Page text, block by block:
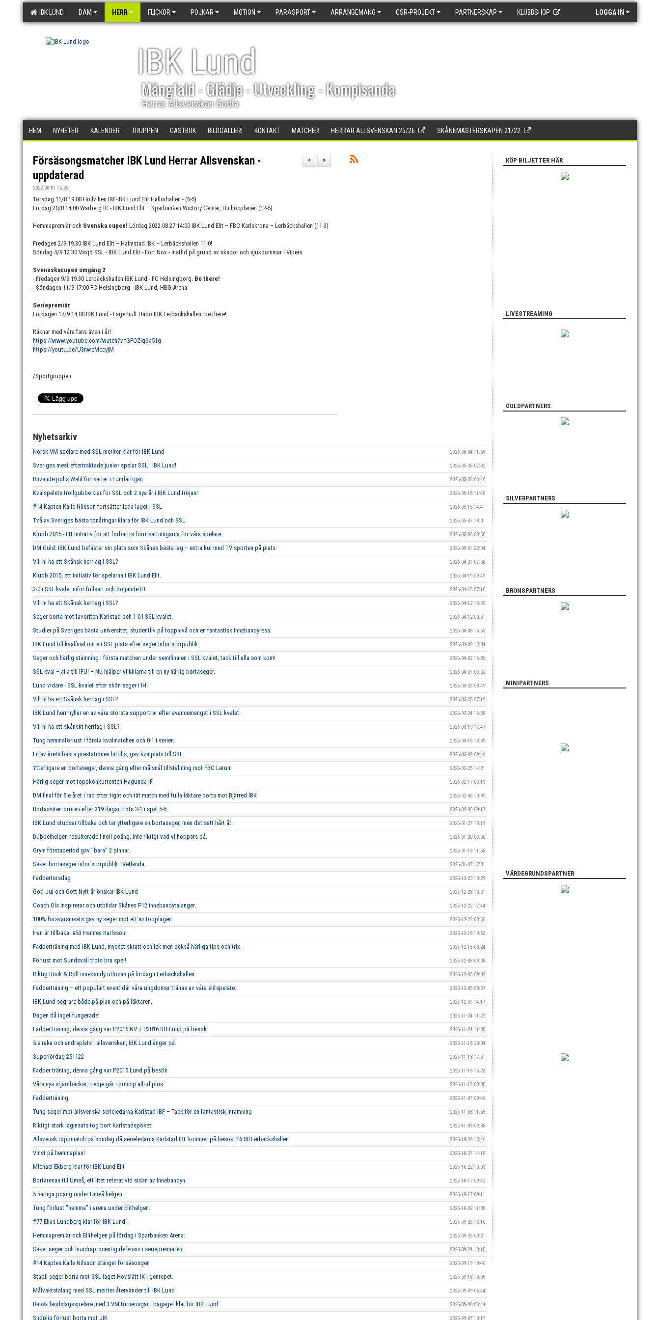
IBK LUND DAM HERR FLICKOR POJKAR MOTION PARASPORT ARRANGEMANG CSR-PROJEKT PARTNERSKAP KLUBBSHOP LOGGA IN
IBK Lund
Mångfald - Glädje - Utveckling - Kompisanda
Herrar Allsvenskan Södra
HEM NYHETER KALENDER TRUPPEN GÄSTBOK BILDGALLERI KONTAKT MATCHER HERRAR ALLSVENSKAN 25/26 SKÅNEMÄSTERSKAPEN 21/22
>
<
Försäsongsmatcher IBK Lund Herrar Allsvenskan -
uppdaterad
2022-08-01 15:03
Torsdag 11/8 19.00 Höllviken IBF-IBK Lund Elit Hallörhallen - (6-5)
Lördag 20/8 14.00 Warberg IC - IBK Lund Elit – Sparbanken Wictory Center, Unihocplanen (12-5)
Hemmapremiär och Svenska cupen! Lördag 2022-08-27 14:00 IBK Lund Elit – FBC Karlskrona – Lerbäckshallen (11-3)
Fredagen 2/9 19.30 IBK Lund Elit – Halmstad IBK – Lerbäckshallen 11-0!
Söndag 4/9 12.30 Växjö SSL - IBK Lund Elit - Fort Nox - Instlld på grund av skador och sjukdommar i Vipers
Svensskacupen omgång 2
- Fredagen 9/9 19.30 Lerbäckshallen IBK Lund - FC Helsingborg. Be there!
- Söndagen 11/9 17:00 FC Helsingborg - IBK Lund, HBG Arena
Seriepremiär
Lördagen 17/9 14.00 IBK Lund - Fagerhult Habo IBK Lerbäckshallen, be there!
Räknar med våra fans även i år!
https://www.youtube.com/watch?v=GFQZlqSa51g
https://youtu.be/U3nwcMccyjM
/Sportgruppen
Nyhetsarkiv
Norsk VM-spelare med SSL-meriter klar för IBK Lund 2026-06-04 11:55
Sveriges mest eftertraktade junior spelar SSL i IBK Lund! 2026-05-26 07:32
Blivande polis Wahl fortsätter i Lundatröjan. 2026-05-26 06:40
Kvalspelets trollgubbe klar för SSL och 2 nya år i IBK Lund tröjan! 2026-05-18 11:40
#14 Kapten Kalle Nilsson fortsätter leda laget i SSL 2026-05-15 14:41
Två av Sveriges bästa tonåringar klara för IBK Lund och SSL. 2026-05-07 19:01
Klubb 2015 - Ett initiativ för att förbättra förutsättningarna för våra spelare 2026-05-06 08:50
DM Guld: IBK Lund befäster sin plats som Skånes bästa lag – extra kul med TV sporten på plats. 2026-05-01 22:04
Vill ni ha ett Skånsk herrlag i SSL? 2026-04-21 07:08
Klubb 2015, ett initiativ för spelarna i IBK Lund Elit. 2026-04-19 09:49
2-0 i SSL kvalet inför fullsatt och böljande IH 2026-04-15 07:10
Vill ni ha ett Skånsk herrlag i SSL? 2026-04-12 15:59
Seger borta mot favoriten Karlstad och 1-0 i SSL kvalet. 2026-04-12 00:51
Studier på Sveriges bästa universitet, studentliv på toppnivå och en fantastisk innebandyresa. 2026-04-08 16:53
IBK Lund till kvalfinal om en SSL plats efter seger inför storpublik. 2026-04-08 15:34
Seger och härlig stämning i första matchen under semifinalen i SSL kvalet, tack till alla som kom! 2026-04-02 16:26
SSL kval – alla till IFU! – Nu hjälper vi killarna till en ny härlig bortaseger. 2026-04-01 09:02
Lund vidare i SSL kvalet efter skön seger i IH. 2026-03-25 08:49
Vill ni ha ett Skånsk herrlag i SSL? 2026-03-25 07:19
IBK Lund herr hyllar en av våra största supportrar efter avancemanget i SSL kvalet. 2026-03-24 16:28
Vill ni ha ett skånskt herrlag i SSL? 2026-03-19 17:47
Tung hemmaförlust i första kvalmatchen och 0-1 i serien. 2026-03-15 18:39
En av årets bästa prestationen hittills, gav kvalplats till SSL. 2026-03-09 09:46
Ytterligare en bortaseger, denna gång efter målsnål tillställning mot FBC Lerum 2026-02-25 14:21
Härlig seger mot toppkonkurrenten Hagunda IF. 2026-02-17 09:13
DM final för 5:e året i rad efter tight och tät match med fulla läktare borta mot Bjärred IBK 2026-02-06 10:39
Bortasviten bruten efter 319 dagar trots 3-1 i spel 5-5. 2026-02-05 09:17
IBK Lund studsar tillbaka och tar ytterligare en bortaseger, men det satt hårt åt. 2026-01-27 13:19
Dubbelhelgen resulterade i noll poäng, inte riktigt vad vi hoppats på. 2026-01-20 09:00
Grym förstaperiod gav ’’bara’’ 2 pinnar. 2026-01-13 11:58
Säker bortaseger inför storpublik i Vetlanda. 2026-01-07 17:31
Faddertorsdag 2025-12-23 10:29
God Jul och Gott Nytt år önskar IBK Lund 2025-12-23 10:01
Coach Ola inspirerar och utbildar Skånes P12 innebandytalanger. 2025-12-22 17:44
100% försvarsinsats gav ny seger mot ett av topplagen. 2025-12-22 08:56
Han är tillbaka: #53 Hannes Karlsson. 2025-12-18 13:53
Fadderträning med IBK Lund, mycket skratt och lek men också härliga tips och trix. 2025-12-15 08:24
Förlust mot Sundsvall trots bra spel! 2025-12-08 09:08
Riktig Rock & Roll innebandy utlovas på lördag i Lerbäckshallen 2025-12-05 09:32
Fadderträning – ett populärt event där våra ungdomar tränas av våra elitspelare. 2025-12-05 08:57
IBK Lund segrare både på plan och på läktaren. 2025-12-01 14:17
Dagen då inget fungerade! 2025-11-24 11:22
Fadder träning, denna gång var P2016 NV + P2016 SÖ Lund på besök. 2025-11-24 11:05
5:e raka och andraplats i allsvenskan, IBK Lund ångar på. 2025-11-18 20:04
Superlördag 251122 2025-11-18 17:51
Fadder träning, denna gång var P2015 Lund på besök 2025-11-15 15:23
Våra nya stjärnbackar, tredje går i princip alltid plus. 2025-11-12 08:35
Fadderträning 2025-11-07 09:46
Tung seger mot allsvenska serieledarna Karlstad IBF – Tack för en fantastisk inramning 2025-11-03 11:55
Riktigt stark laginsats tog bort Karlstadspöket! 2025-11-03 09:38
Allsvensk toppmatch på söndag då serieledarna Karlstad IBF kommer på besök, 16:00 Lerbäckshallen. 2025-10-28 15:46
Vinst på hemmaplan! 2025-10-27 14:18
Michael Ekberg klar för IBK Lund Elit 2025-10-22 10:03
Bortaresan till Umeå, ett litet referat vid sidan av Innebandyn. 2025-10-17 09:42
5 härliga poäng under Umeå helgen. 2025-10-17 09:11
Tung förlust ’’hemma’’ i arena under Elithelgen. 2025-10-02 11:35
#77 Elias Lundberg klar för IBK Lund! 2025-09-25 18:10
Hemmapremiär och Elithelgen på lördag i Sparbanken Arena. 2025-09-25 09:21
Säker seger och hundraprocentig defensiv i seriepremiären. 2025-09-24 18:15
#14 Kapten Kalle Nilsson stänger försäsongen 2025-09-19 18:46
Stabil seger borta mot SSL laget Hovslätt IK i genrepet. 2025-09-18 19:05
Målvaktstalang med SSL meriter återvänder till IBK Lund 2025-09-09 06:44
Dansk landslagsspelare med 3 VM turneringar i bagaget klar för IBK Lund 2025-09-08 06:44
Snöplig förlust borta mot JIK 2025-09-07 10:17
KÖP BILJETTER HÄR
LIVESTREAMING
GULDPARTNERS
SILVERPARTNERS
BRONSPARTNERS
MINIPARTNERS
VÄRDEGRUNDSPARTNER